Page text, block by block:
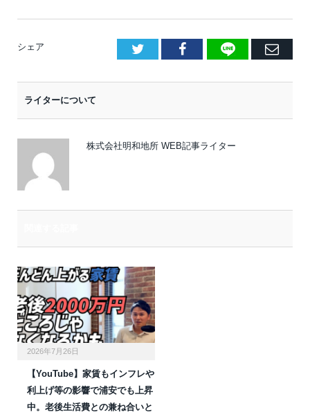
シェア Facebook
LINE
E
ライターについて
株式会社明和地所 WEB記事ライター
2026年7月26日
【YouTube】家賃もインフレや
利上げ等の影響で浦安でも上昇
中。老後生活費との兼ね合いと